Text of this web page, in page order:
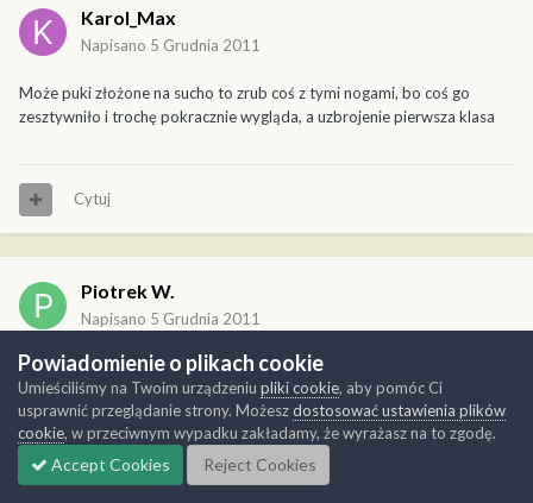
Karol_Max
Napisano 5 Grudnia 2011
Może puki złożone na sucho to zrub coś z tymi nogami, bo coś go
zesztywniło i trochę pokracznie wygląda, a uzbrojenie pierwsza klasa
Cytuj
Piotrek W.
Napisano 5 Grudnia 2011
Karol_Max napisał:
Może puki złożone na sucho to zrub coś z tymi nogami, bo coś go
zesztywniło i trochę pokracznie wygląda, a uzbrojenie pierwsza
klasa
Powiadomienie o plikach cookie
Umieściliśmy na Twoim urządzeniu pliki cookie, aby pomóc Ci
usprawnić przeglądanie strony. Możeszdostosować ustawienia plików
cookie, w przeciwnym wypadku zakładamy, że wyrażasz na to zgodę.
Accept Cookies Reject Cookies